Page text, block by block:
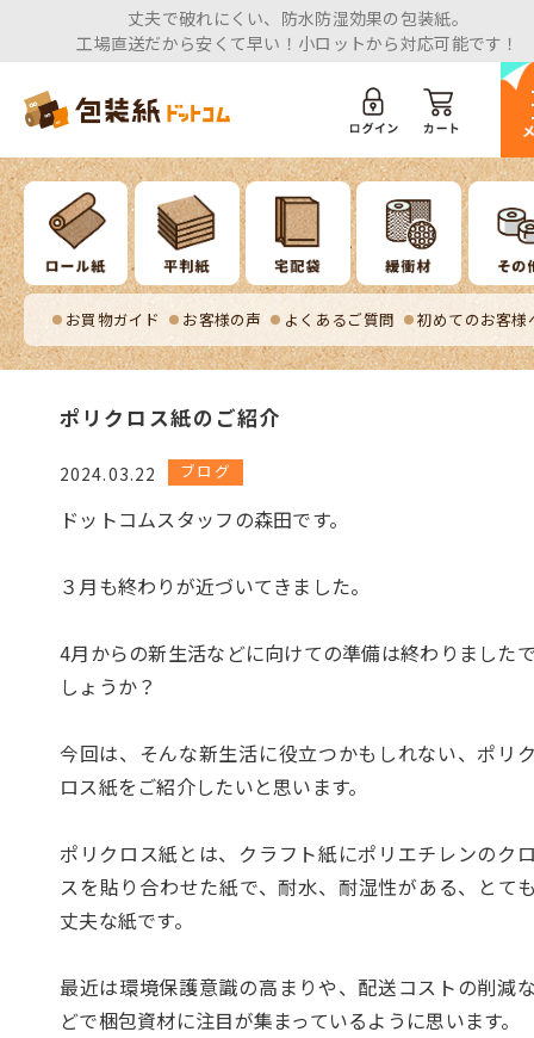
丈夫で破れにくい、防水防湿効果の包装紙。
工場直送だから安くて早い！小ロットから対応可能です！
お買物ガイド お客様の声 よくあるご質問 初めてのお客様
ポリクロス紙のご紹介
2024.03.22 ブログ
ドットコムスタッフの森田です。
３月も終わりが近づいてきました。
4月からの新生活などに向けての準備は終わりました
しょうか？
今回は、そんな新生活に役立つかもしれない、ポリ
ロス紙をご紹介したいと思います。
ポリクロス紙とは、クラフト紙にポリエチレンのク
スを貼り合わせた紙で、耐水、耐湿性がある、とて
丈夫な紙です。
最近は環境保護意識の高まりや、配送コストの削減
どで梱包資材に注目が集まっているように思います。